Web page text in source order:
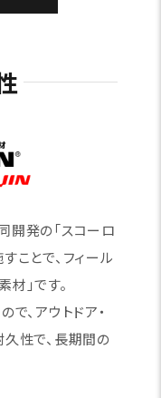
開発の「スコーロ
ことで、フィール
」です。
、アウトドア・
久性で、長期間の